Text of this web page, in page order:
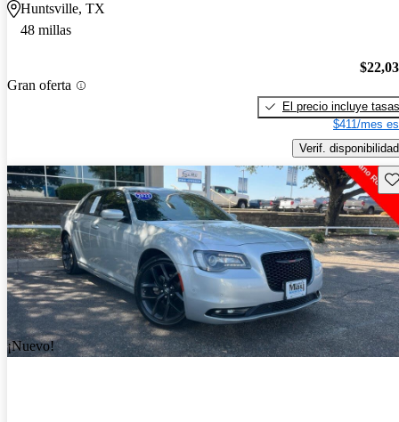
Huntsville, TX
48 millas
Gran oferta
El precio incluye tasas
$411/mes
Verif. disponibilidad
¡Nuevo!